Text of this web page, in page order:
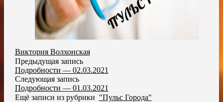
Виктория Волхонская
Предыдущая запись
Подробности — 02.03.2021
Следующая запись
Подробности — 01.03.2021
Ещё записи из рубрики "Пульс Города"